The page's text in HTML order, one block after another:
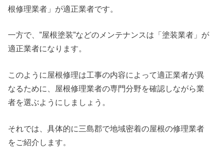
根修理業者」が適正業者です。
一方で、”屋根塗装”などのメンテナンスは「塗装業者」が
適正業者になります。
このように屋根修理は工事の内容によって適正業者が異
なるために、屋根修理業者の専門分野を確認しながら業
者を選ぶようにしましょう。
それでは、具体的に三島郡で地域密着の屋根の修理業者
をご紹介します。